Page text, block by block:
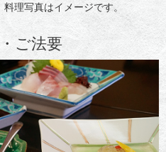
理写真はイメージです。
ご法要